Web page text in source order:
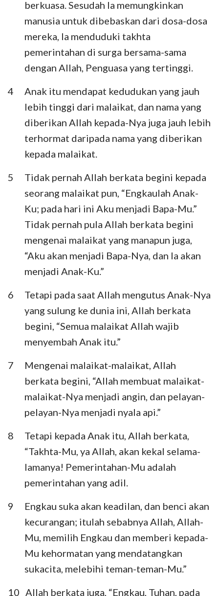
berkuasa. Sesudah Ia memungkinkan
manusia untuk dibebaskan dari dosa-dosa
mereka, Ia menduduki takhta
pemerintahan di surga bersama-sama
dengan Allah, Penguasa yang tertinggi.
4
Anak itu mendapat kedudukan yang jauh
lebih tinggi dari malaikat, dan nama yang
diberikan Allah kepada-Nya juga jauh lebih
terhormat daripada nama yang diberikan
kepada malaikat.
5
Tidak pernah Allah berkata begini kepada
seorang malaikat pun, “Engkaulah Anak-
Ku; pada hari ini Aku menjadi Bapa-Mu.”
Tidak pernah pula Allah berkata begini
mengenai malaikat yang manapun juga,
“Aku akan menjadi Bapa-Nya, dan Ia akan
menjadi Anak-Ku.”
6
Tetapi pada saat Allah mengutus Anak-Nya
yang sulung ke dunia ini, Allah berkata
begini, “Semua malaikat Allah wajib
menyembah Anak itu.”
7
Mengenai malaikat-malaikat, Allah
berkata begini, “Allah membuat malaikat-
malaikat-Nya menjadi angin, dan pelayan-
pelayan-Nya menjadi nyala api.”
8
Tetapi kepada Anak itu, Allah berkata,
“Takhta-Mu, ya Allah, akan kekal selama-
lamanya! Pemerintahan-Mu adalah
pemerintahan yang adil.
9
Engkau suka akan keadilan, dan benci akan
kecurangan; itulah sebabnya Allah, Allah-
Mu, memilih Engkau dan memberi kepada-
Mu kehormatan yang mendatangkan
sukacita, melebihi teman-teman-Mu.”
10 Allah berkata juga, “Engkau, Tuhan, pada